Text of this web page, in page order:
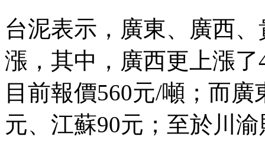
台泥表示，廣東、廣西
漲，其中，廣西更上漲
目前報價560元/噸；而
元、江蘇90元；至於川